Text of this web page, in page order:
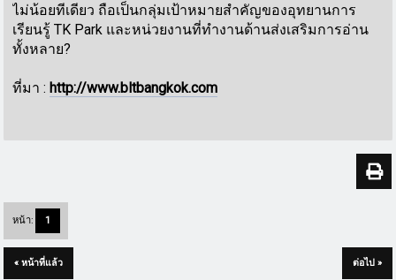
ไม่น้อยทีเดียว ถือเป็นกลุ่มเป้าหมายสำคัญของอุทยานการ
เรียนรู้ TK Park และหน่วยงานที่ทำงานด้านส่งเสริมการอ่าน
ทั้งหลาย?
ที่มา :http://www.bltbangkok.com
หน้า: 1
« หน้าที่แล้ว ต่อไป »